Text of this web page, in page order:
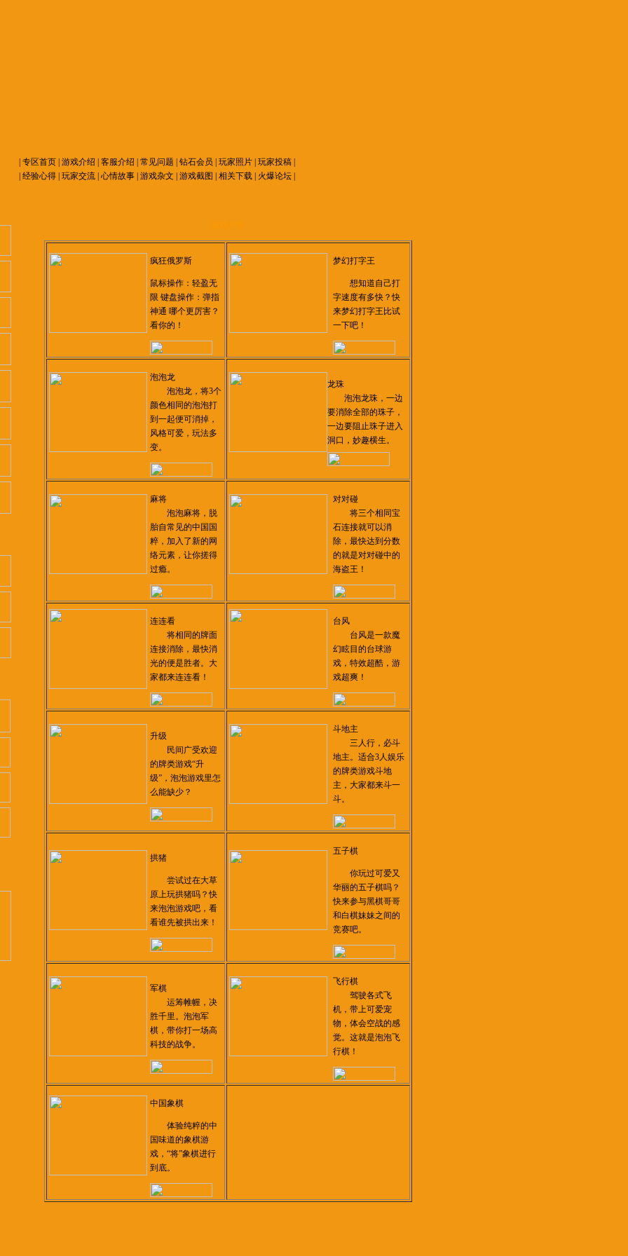
专区首页 游戏介绍 客服介绍 常见问题 钻石会员 玩家照片 玩家投稿
经验心得 玩家交流 心情故事 游戏杂文 游戏截图 相关下载 火爆论坛
疯狂俄罗斯
鼠标操作：轻盈无
限 键盘操作：弹指
神通 哪个更厉害？
看你的！
梦幻打字王
想知道自己打
字速度有多快？快
来梦幻打字王比试
一下吧！
泡泡龙
泡泡龙，将3个
颜色相同的泡泡打
到一起便可消掉，
风格可爱，玩法多
变。
龙珠
泡泡龙珠，一边
要消除全部的珠子，
一边要阻止珠子进入
洞口，妙趣横生。
麻将
泡泡麻将，脱
胎自常见的中国国
粹，加入了新的网
络元素，让你搓得
过瘾。
对对碰
将三个相同宝
石连接就可以消
除，最快达到分数
的就是对对碰中的
海盗王！
连连看
将相同的牌面
连接消除，最快消
光的便是胜者。大
家都来连连看！
台风
台风是一款魔
幻眩目的台球游
戏，特效超酷，游
戏超爽！
升级
民间广受欢迎
的牌类游戏“升
级”，泡泡游戏里怎
么能缺少？
斗地主
三人行，必斗
地主。适合3人娱乐
的牌类游戏斗地
主，大家都来斗一
斗。
拱猪
尝试过在大草
原上玩拱猪吗？快
来泡泡游戏吧，看
看谁先被拱出来！
五子棋
你玩过可爱又
华丽的五子棋吗？
快来参与黑棋哥哥
和白棋妹妹之间的
竞赛吧。
军棋
运筹帷幄，决
胜千里。泡泡军
棋，带你打一场高
科技的战争。
飞行棋
驾驶各式飞
机，带上可爱宠
物，体会空战的感
觉。这就是泡泡飞
行棋！
中国象棋
体验纯粹的中
国味道的象棋游
戏，“将”象棋进行
到底。